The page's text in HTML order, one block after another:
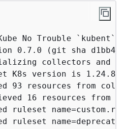
No Trouble `kubent`
0.7.0 (git sha
collectors and
K8s version is 1.24.8-
93 resources from
16 resources from
ruleset
ruleset